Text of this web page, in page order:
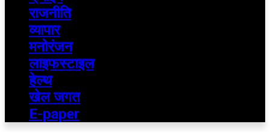
राजनीति
व्यापार
मनोरंजन
लाइफस्टाइल
हेल्थ
खेल जगत
E-paper